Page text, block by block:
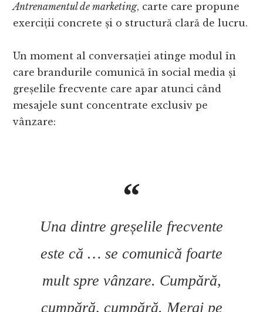
Antrenamentul de marketing, carte care propune
exerciții concrete și o structură clară de lucru.
Un moment al conversației atinge modul în
care brandurile comunică în social media și
greșelile frecvente care apar atunci când
mesajele sunt concentrate exclusiv pe
vânzare:
Una dintre greșelile frecvente
este că … se comunică foarte
mult spre vânzare. Cumpără,
cumpără, cumpără. Mergi pe